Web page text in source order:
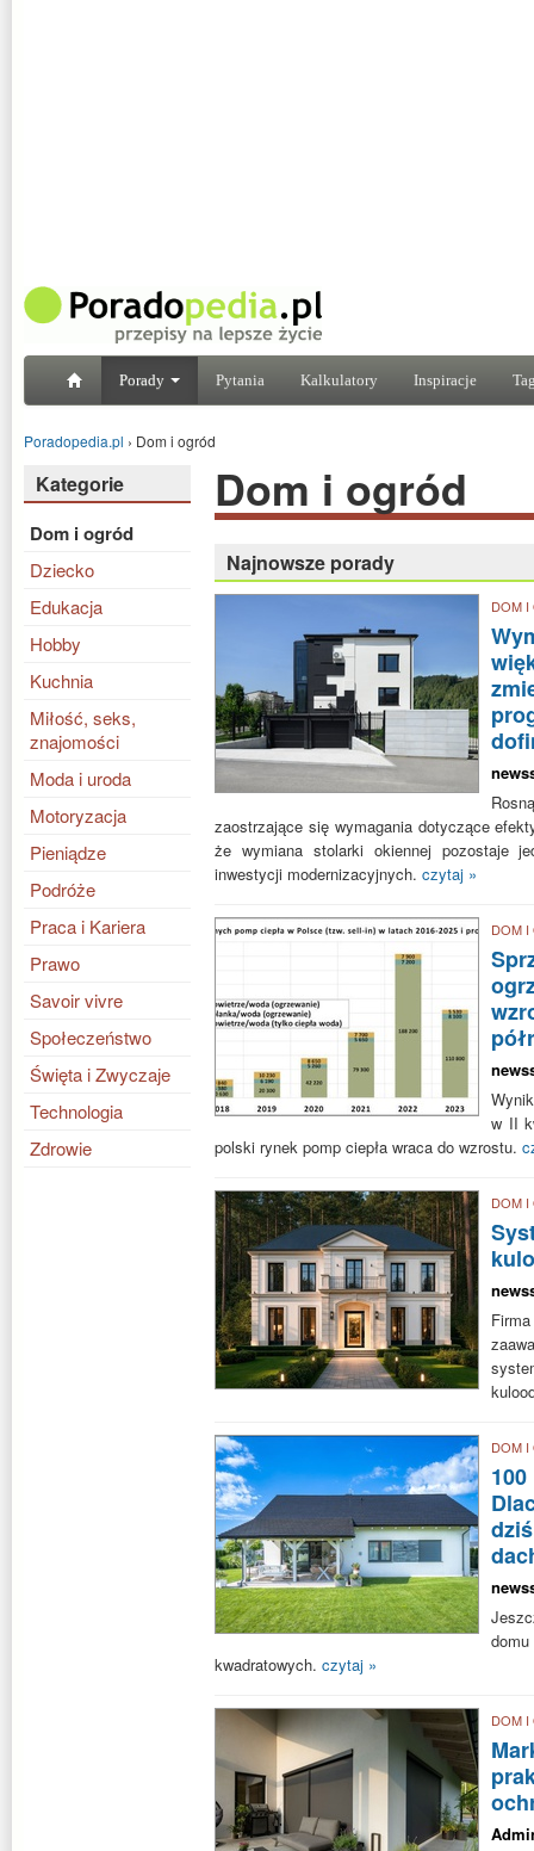
Porady Pytania Kalkulatory Inspiracje
Poradopedia.pl › Dom i ogród
Kategorie
Dom i ogród
Dziecko
Edukacja
Hobby
Kuchnia
Miłość, seks,
znajomości
Moda i uroda
Motoryzacja
Pieniądze
Podróże
Praca i Kariera
Prawo
Savoir vivre
Społeczeństwo
Święta i Zwyczaje
Technologia
Zdrowie
Dom i ogród
Najnowsze porady
DOM
zaostrzające się wymagania dotyczące
że wymiana stolarki okiennej pozostaje
inwestycji modernizacyjnych. czytaj »
DOM
w II
polski rynek pomp ciepła wraca do wzrostu.
DOM
DOM
kwadratowych. czytaj »
DOM